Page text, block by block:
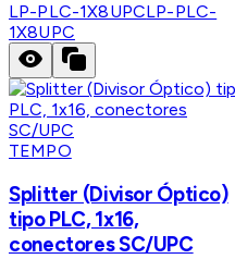
LP-PLC-1X8UPCLP-PLC-
1X8UPC
TEMPO
Splitter (Divisor Óptico)
tipo PLC, 1x16,
conectores SC/UPC